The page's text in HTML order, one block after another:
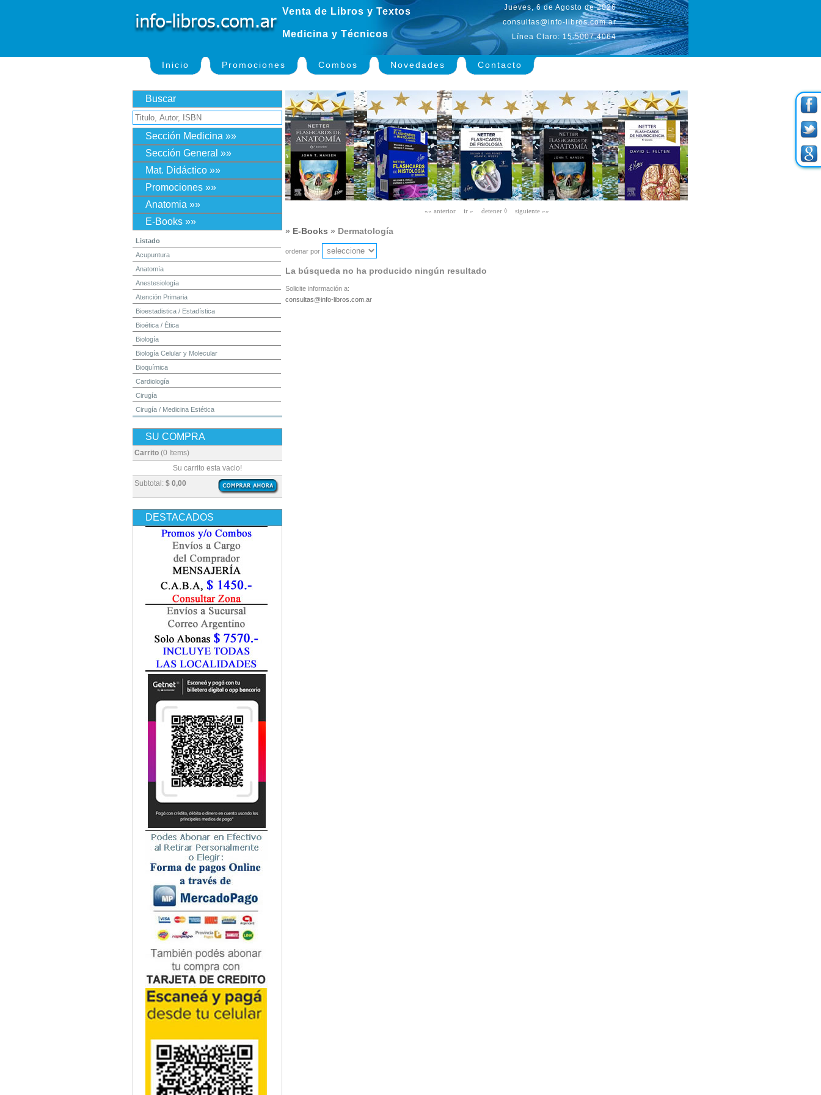
Venta de Libros y Textos
Medicina y Técnicos
Jueves, 6 de Agosto de 2026
consultas@info-libros.com.ar
Línea Claro: 15.5007.4064
Inicio Promociones Combos Novedades Contacto
Buscar
Sección Medicina »»
Sección General »»
Mat. Didáctico »»
Promociones »»
Anatomia »»
E-Books »»
Listado
Acupuntura
Anatomía
Anestesiología
Atención Primaria
Bioestadistica / Estadística
Bioética / Ética
Biología
Biología Celular y Molecular
Bioquímica
Cardiología
Cirugía
Cirugía / Medicina Estética
Dermatología
Diagnóstico por Imagen / Radiología
Embriología
Enfermería
Epidemiología
Farmacia / Farmacología
Fisiatría / Kinesiología
Fisiología / Fisiopatología
Fonoaudiología
Gastroenterología
Geriatría
Ginecología / Obstetricia
Hematología
Histología
Homeopatía
Infectología
Inmunología
Instrumentación Quirurgica
Medicina del Deporte / Rehabilitación
Medicina Emergencias / Urgencias
Medicina Forense / Legal
Medicina General
Medicina Interna
Microbiología
Nefrología
Neonatología / Pediatría
Neumología
Neuroanatomía / Neurociencia
Neurocirugía
Neurología
Nutrición
Odontología
Oftalmología
Oncología / Cuidados Paliativos
Ortopedía / Traumatología
Osteopatía
Otorrinolaringología
Podología
Psicología
Psiquiatría
Química
SU COMPRA
Carrito (0 Items)
Subtotal: $ 0,00
Su carrito esta vacio!
DESTACADOS
» E-Books » Dermatología
ordenar por
La búsqueda no ha producido ningún resultado
Solicite información a:
consultas@info-libros.com.ar